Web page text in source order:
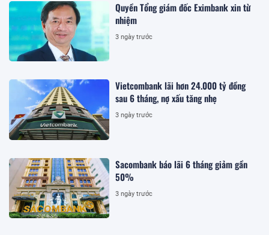
Quyền Tổng giám đốc Eximbank xin từ
nhiệm
3 ngày trước
Vietcombank lãi hơn 24.000 tỷ đồng
sau 6 tháng, nợ xấu tăng nhẹ
3 ngày trước
Sacombank báo lãi 6 tháng giảm gần
50%
3 ngày trước